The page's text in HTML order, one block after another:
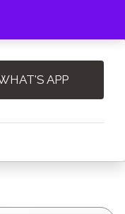
APP